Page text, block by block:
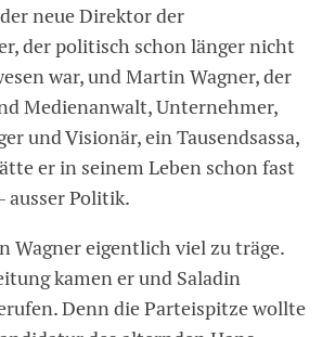
neue Direktor der
der politisch schon länger nicht
war, und Martin Wagner, der
Medienanwalt, Unternehmer,
und Visionär, ein Tausendsassa,
er in seinem Leben schon fast
ausser Politik.
Wagner eigentlich viel zu träge.
kamen er und Saladin
Denn die Parteispitze wollte